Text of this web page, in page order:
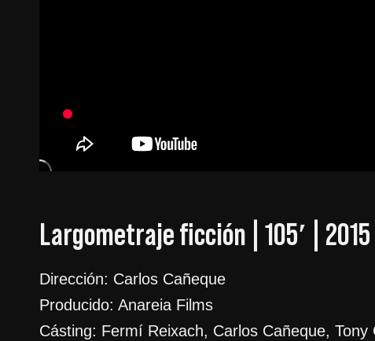
Largometraje ficción | 105′ |
Dirección: Carlos Cañeque
Producido: Anareia Films
Cásting: Fermí Reixach, Carlos Cañeque,